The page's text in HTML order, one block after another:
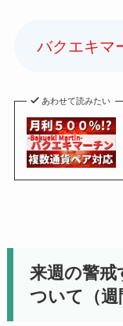
バクエキマ
あわせて読みたい
来週の警
ついて（週